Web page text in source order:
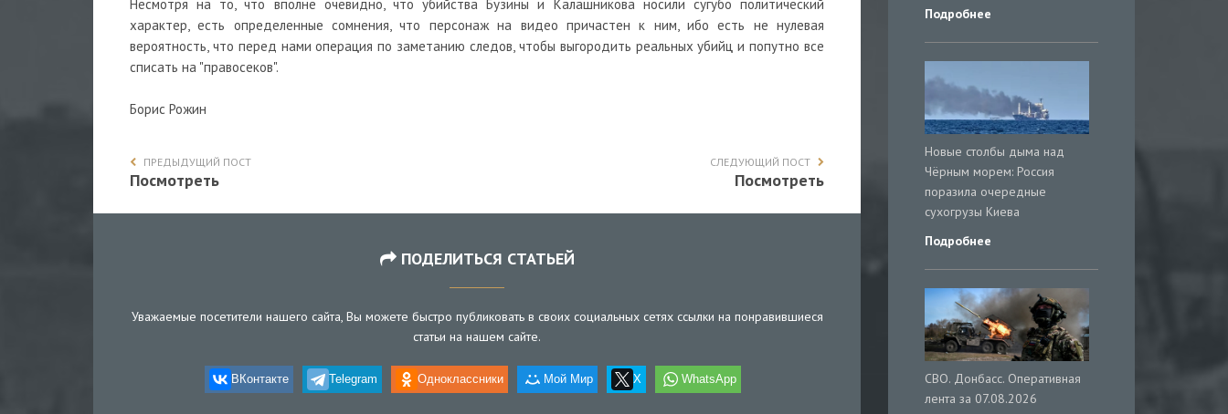
Несмотря на то, что вполне очевидно, что убийства Бузины и Калашникова носили сугубо политический
характер, есть определенные сомнения, что персонаж на видео причастен к ним, ибо есть не нулевая
вероятность, что перед нами операция по заметанию следов, чтобы выгородить реальных убийц и попутно все
списать на "правосеков".
Борис Рожин
ПРЕДЫДУЩИЙ ПОСТ
Посмотреть
СЛЕДУЮЩИЙ ПОСТ
Посмотреть
ПОДЕЛИТЬСЯ СТАТЬЕЙ
Уважаемые посетители нашего сайта, Вы можете быстро публиковать в своих социальных сетях ссылки на понравившиеся
статьи на нашем сайте.
ВКонтакте Telegram Одноклассники Мой Мир X WhatsApp
Подробнее
Новые столбы дыма над
Чёрным морем: Россия
поразила очередные
сухогрузы Киева
Подробнее
СВО. Донбасс. Оперативная
лента за 07.08.2026